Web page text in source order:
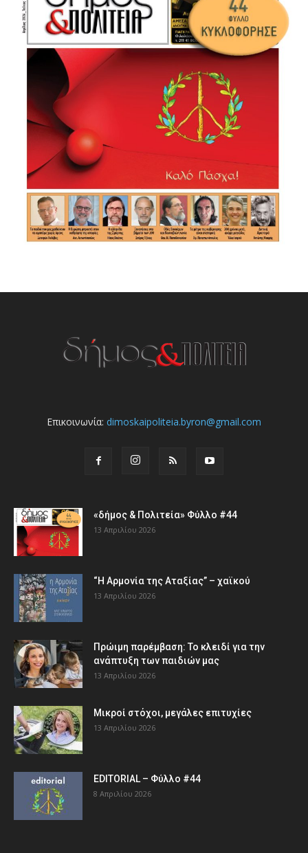
Επικοινωνία: dimoskaipoliteia.byron@gmail.com
«δήμος & Πολιτεία» Φύλλο #44
13 Απριλίου 2026
“Η Αρμονία της Αταξίας” – χαϊκού
13 Απριλίου 2026
Πρώιμη παρέμβαση: Το κλειδί για την
ανάπτυξη των παιδιών µας
13 Απριλίου 2026
Μικροί στόχοι, μεγάλες επιτυχίες
13 Απριλίου 2026
EDITORIAL – Φύλλο #44
8 Απριλίου 2026